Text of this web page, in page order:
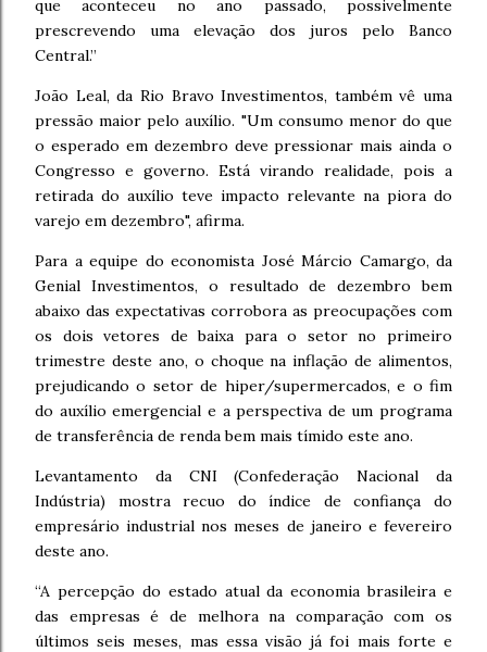
que aconteceu no ano passado, possivelmente
prescrevendo uma elevação dos juros pelo Banco
Central.”
João Leal, da Rio Bravo Investimentos, também vê uma
pressão maior pelo auxílio. "Um consumo menor do que
o esperado em dezembro deve pressionar mais ainda o
Congresso e governo. Está virando realidade, pois a
retirada do auxílio teve impacto relevante na piora do
varejo em dezembro", afirma.
Para a equipe do economista José Márcio Camargo, da
Genial Investimentos, o resultado de dezembro bem
abaixo das expectativas corrobora as preocupações com
os dois vetores de baixa para o setor no primeiro
trimestre deste ano, o choque na inflação de alimentos,
prejudicando o setor de hiper/supermercados, e o fim
do auxílio emergencial e a perspectiva de um programa
de transferência de renda bem mais tímido este ano.
Levantamento da CNI (Confederação Nacional da
Indústria) mostra recuo do índice de confiança do
empresário industrial nos meses de janeiro e fevereiro
deste ano.
“A percepção do estado atual da economia brasileira e
das empresas é de melhora na comparação com os
últimos seis meses, mas essa visão já foi mais forte e